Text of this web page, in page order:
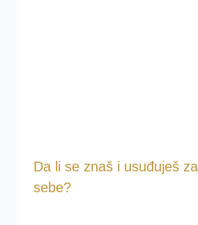
Da li se znaš i usuđuješ
sebe?